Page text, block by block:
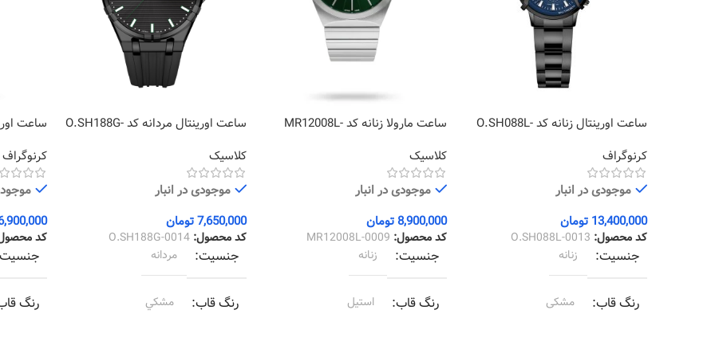
ساعت اورینتال زنانه کد O.SH088L-
کرنوگراف
موجودی در انبار
13,400,000 تومان
کد محصول: O.SH088L-0013
جنسیت زنانه
رنگ قاب مشکی
ساعت مارولا زنانه کد MR12008L-
کلاسیک
موجودی در انبار
8,900,000تومان
کد محصول: MR12008L-0009
جنسیت زنانه
رنگ قاب استیل
ساعت اورینتال مردانه کد O.SH188G-
کلاسیک
موجودی در انبار
7,650,000تومان
کد محصول: O.SH188G-0014
جنسیت مردانه
رنگ قاب مشکي
کرنوگراف
کد
جنسیت
رنگ